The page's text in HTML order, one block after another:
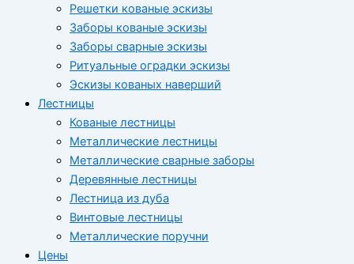
Решетки кованые эскизы
Заборы кованые эскизы
Заборы сварные эскизы
Ритуальные оградки эскизы
Эскизы кованых наверший
Лестницы
Кованые лестницы
Металлические лестницы
Металлические сварные заборы
Деревянные лестницы
Лестница из дуба
Винтовые лестницы
Металлические поручни
Цены